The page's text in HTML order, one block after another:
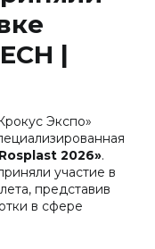
|
Экспо»
2026».
участие в
представив
в сфере